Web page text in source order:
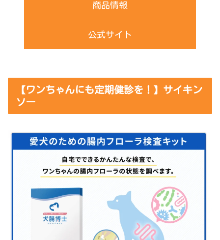
商品情報
公式サイト
【ワンちゃんにも定期健診を！】サイキン
ソー